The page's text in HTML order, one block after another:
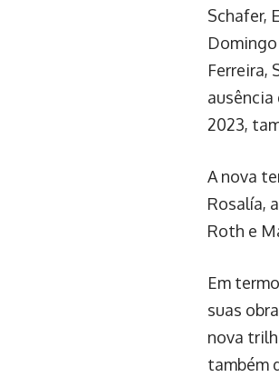
Schafer,
Ferreira,
ausência
2023,
A nova
Rosalía,
Roth e
Em
suas
nova
também